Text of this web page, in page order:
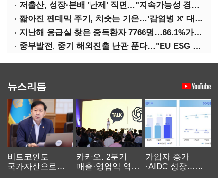
저출산, 성장·분배 '난제' 직면…"지속가능성 경고등"
짧아진 팬데믹 주기, 치솟는 기온…'감염병 X' 대비해야
지난해 응급실 찾은 중독환자 7766명…66.1%가 '의도적 중독'
중부발전, 중기 해외진출 난관 푼다…"EU ESG 실사 공동 대응"
뉴스리듬
비트코인도
국가자산으로…'
카카오, 2분기
매출·영업익 역대
가입자 증가
·AIDC 성장…